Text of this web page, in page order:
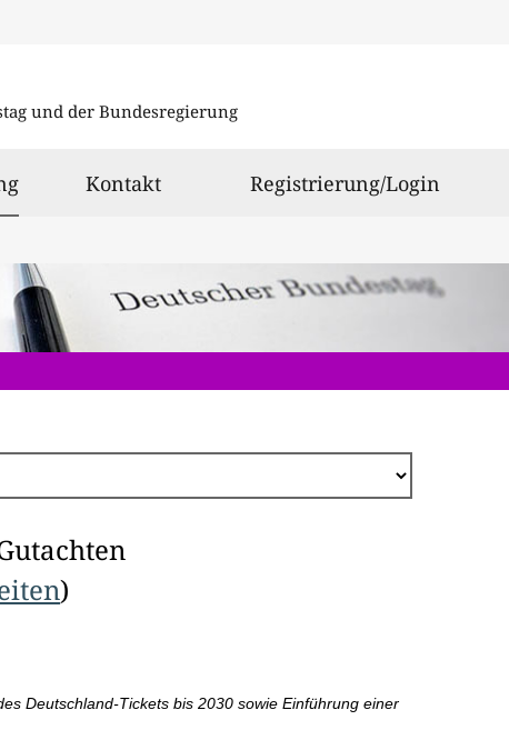
und der Bundesregierung
ausgewählt
Kontakt Registrierung/Login
)
Deutschland-Tickets bis 2030 sowie Einführung einer